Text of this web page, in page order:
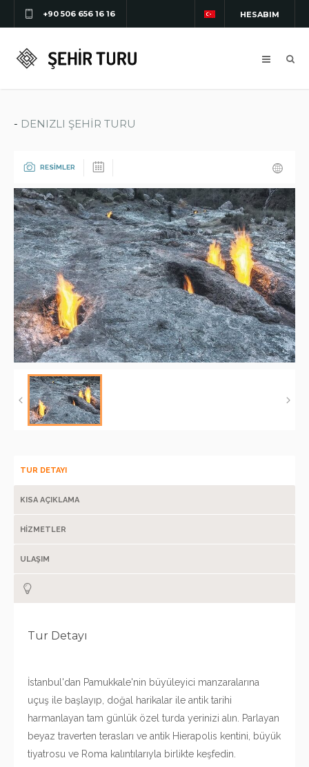
+90 506 656 16 16 HESABIM
- DENIZLI ŞEHİR TURU
RESİMLER
TUR DETAYI
KISA AÇIKLAMA
HİZMETLER
ULAŞIM
Tur Detayı
İstanbul'dan Pamukkale'nin büyüleyici manzaralarına
uçuş ile başlayıp, doğal harikalar ile antik tarihi
harmanlayan tam günlük özel turda yerinizi alın. Parlayan
beyaz traverten terasları ve antik Hierapolis kentini, büyük
tiyatrosu ve Roma kalıntılarıyla birlikte keşfedin.